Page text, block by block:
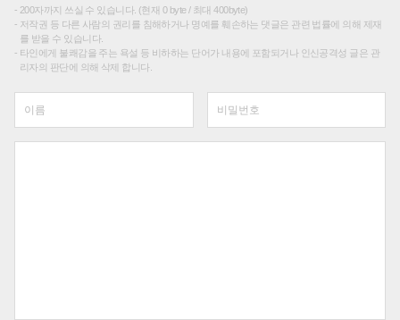
200자까지 쓰실 수 있습니다. (현재 0 byte / 최대 400byte)
저작권 등 다른 사람의 권리를 침해하거나 명예를 훼손하는 댓글은 관련 법률에 의해 제재
를 받을 수 있습니다.
타인에게 불쾌감을 주는 욕설 등 비하하는 단어가 내용에 포함되거나 인신공격성 글은 관
리자의 판단에 의해 삭제 합니다.